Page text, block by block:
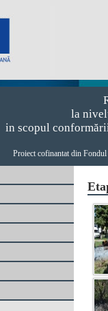
la
in scopul
Proiect cofinantat din